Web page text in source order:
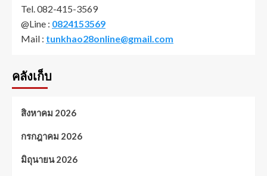
Tel. 082-415-3569
@Line : 0824153569
Mail : tunkhao28online@gmail.com
คลังเก็บ
สิงหาคม 2026
กรกฎาคม 2026
มิถุนายน 2026